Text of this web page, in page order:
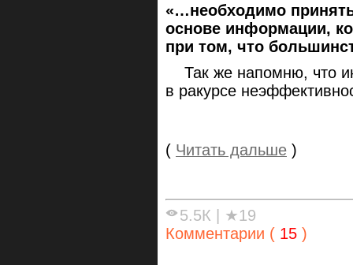
«…необходимо
основе информации,
при том, что
Так же напомню, что
в ракурсе
( Читать дальше )
5.5К
★19
Комментарии ( 15 )